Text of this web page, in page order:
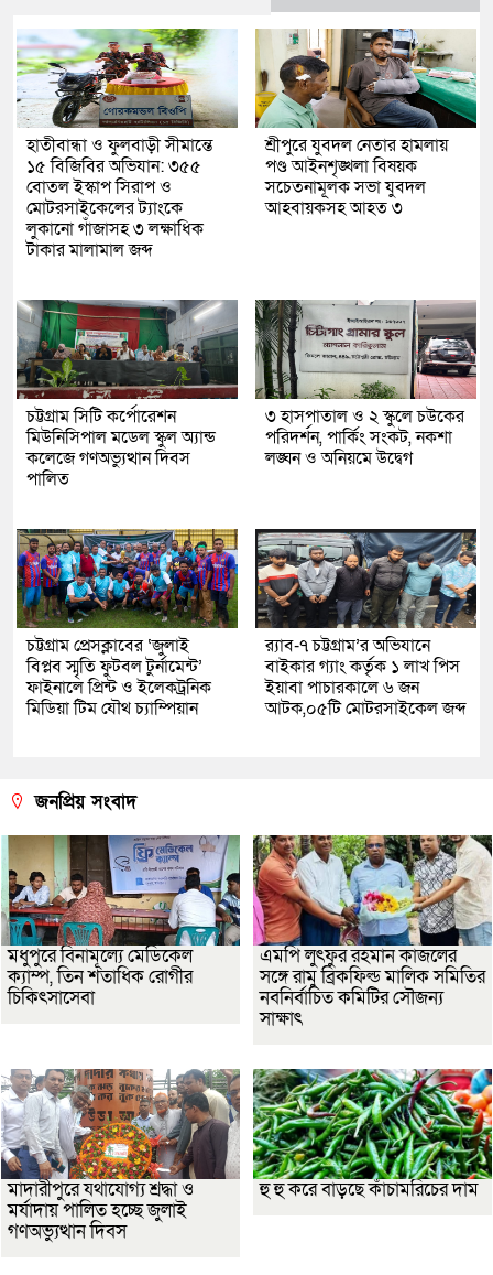
হাতীবান্ধা ও ফুলবাড়ী সীমান্তে
১৫ বিজিবির অভিযান: ৩৫৫
বোতল ইস্কাপ সিরাপ ও
মোটরসাইকেলের ট্যাংকে
লুকানো গাঁজাসহ ৩ লক্ষাধিক
টাকার মালামাল জব্দ
শ্রীপুরে যুবদল নেতার হামলায়
পণ্ড আইনশৃঙ্খলা বিষয়ক
সচেতনামূলক সভা যুবদল
আহবায়কসহ আহত ৩
চট্টগ্রাম সিটি কর্পোরেশন
মিউনিসিপাল মডেল স্কুল অ্যান্ড
কলেজে গণঅভ্যুত্থান দিবস
পালিত
৩ হাসপাতাল ও ২ স্কুলে চউকের
পরিদর্শন, পার্কিং সংকট, নকশা
লঙ্ঘন ও অনিয়মে উদ্বেগ
চট্টগ্রাম প্রেসক্লাবের ‘জুলাই
বিপ্লব স্মৃতি ফুটবল টুর্নামেন্ট’
ফাইনালে প্রিন্ট ও ইলেকট্রনিক
মিডিয়া টিম যৌথ চ্যাম্পিয়ান
র‌্যাব-৭ চট্টগ্রাম’র অভিযানে
বাইকার গ্যাং কর্তৃক ১ লাখ পিস
ইয়াবা পাচারকালে ৬ জন
আটক,০৫টি মোটরসাইকেল জব্দ
জনপ্রিয় সংবাদ
মধুপুরে বিনামূল্যে মেডিকেল
ক্যাম্প, তিন শতাধিক রোগীর
চিকিৎসাসেবা
এমপি লুৎফুর রহমান কাজলের
সঙ্গে রামু ব্রিকফিল্ড মালিক সমিতির
নবনির্বাচিত কমিটির সৌজন্য
সাক্ষাৎ
মাদারীপুরে যথাযোগ্য শ্রদ্ধা ও
মর্যাদায় পালিত হচ্ছে জুলাই
গণঅভ্যুত্থান দিবস
হু হু করে বাড়ছে কাঁচামরিচের দাম